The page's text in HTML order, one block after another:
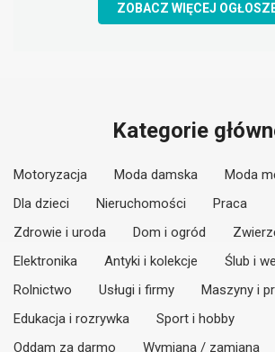
ZOBACZ WIĘCEJ
Kategorie
Motoryzacja Moda damska
Moda
Dla dzieci
Nieruchomości
Praca
Zdrowie i uroda
Dom i ogród
Elektronika
Antyki i kolekcje
Ślub i
Rolnictwo
Usługi i firmy
Maszyny i
Edukacja i rozrywka
Sport i hobby
Oddam za darmo
Wymiana / zamiana